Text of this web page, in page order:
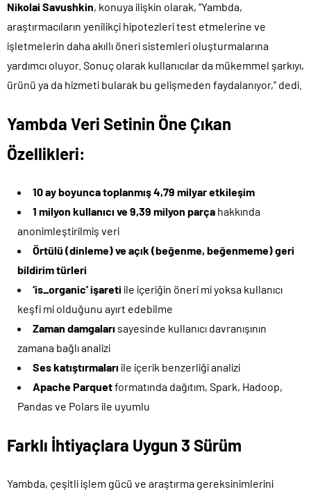
Nikolai Savushkin, konuya ilişkin olarak, “Yambda,
araştırmacıların yenilikçi hipotezleri test etmelerine ve
işletmelerin daha akıllı öneri sistemleri oluşturmalarına
yardımcı oluyor. Sonuç olarak kullanıcılar da mükemmel şarkıyı,
ürünü ya da hizmeti bularak bu gelişmeden faydalanıyor,” dedi.
Yambda Veri Setinin Öne Çıkan
Özellikleri:
10 ay boyunca toplanmış 4,79 milyar etkileşim
1 milyon kullanıcı ve 9,39 milyon parça hakkında
anonimleştirilmiş veri
Örtülü (dinleme) ve açık (beğenme, beğenmeme) geri
bildirim türleri
‘is_organic’ işareti ile içeriğin öneri mi yoksa kullanıcı
keşfi mi olduğunu ayırt edebilme
Zaman damgaları sayesinde kullanıcı davranışının
zamana bağlı analizi
Ses katıştırmaları ile içerik benzerliği analizi
Apache Parquetformatında dağıtım, Spark, Hadoop,
Pandas ve Polars ile uyumlu
Farklı İhtiyaçlara Uygun 3 Sürüm
Yambda, çeşitli işlem gücü ve araştırma gereksinimlerini